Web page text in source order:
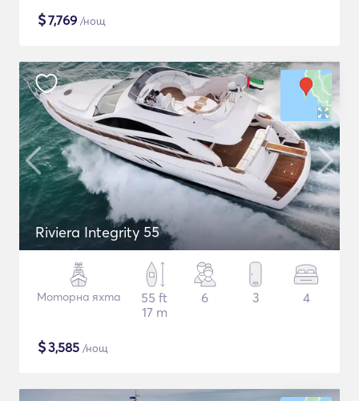
$7,769 /нощ
Riviera Integrity 55
Моторна яхта
55 ft
17 m
6 3 4
$3,585 /нощ